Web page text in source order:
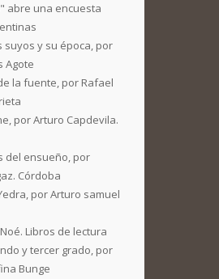
abre una encuesta
suyos y su época, por
Agote
la fuente, por Rafael
por Arturo Capdevila.
del ensueño, por
Córdoba
por Arturo samuel
Libros de lectura
y tercer grado, por
Bunge